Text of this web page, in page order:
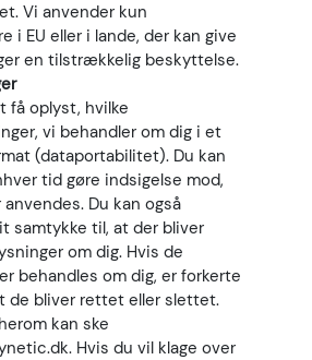
Vi anvender kun
i EU eller i lande, der kan give
en tilstrækkelig beskyttelse.
få oplyst, hvilke
vi behandler om dig i et
(dataportabilitet). Du kan
tid gøre indsigelse mod,
Du kan også
samtykke til, at der bliver
om dig. Hvis de
behandles om dig, er forkerte
de bliver rettet eller slettet.
kan ske
. Hvis du vil klage over